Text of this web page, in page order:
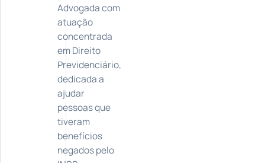
Advogada com
atuação
concentrada
em Direito
Previdenciário,
dedicada a
ajudar
pessoas que
tiveram
benefícios
negados pelo